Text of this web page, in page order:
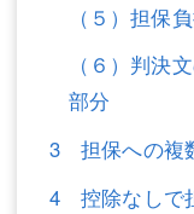
交通事故
不動産登記
商業登記
調査・書面作成
不動産登記
商業登記
調査・書面作成
債務整理
（５）担保
（６）判決
部分
3 担保への複
4 控除なしで